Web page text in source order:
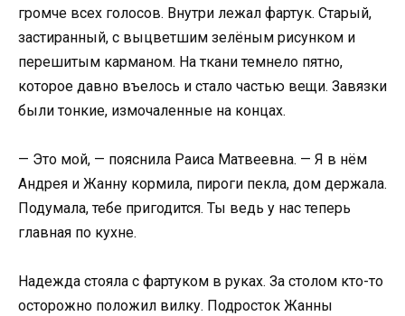
громче всех голосов. Внутри лежал фартук. Старый,
застиранный, с выцветшим зелёным рисунком и
перешитым карманом. На ткани темнело пятно,
которое давно въелось и стало частью вещи. Завязки
были тонкие, измочаленные на концах.
— Это мой, — пояснила Раиса Матвеевна. — Я в нём
Андрея и Жанну кормила, пироги пекла, дом держала.
Подумала, тебе пригодится. Ты ведь у нас теперь
главная по кухне.
Надежда стояла с фартуком в руках. За столом кто-то
осторожно положил вилку. Подросток Жанны